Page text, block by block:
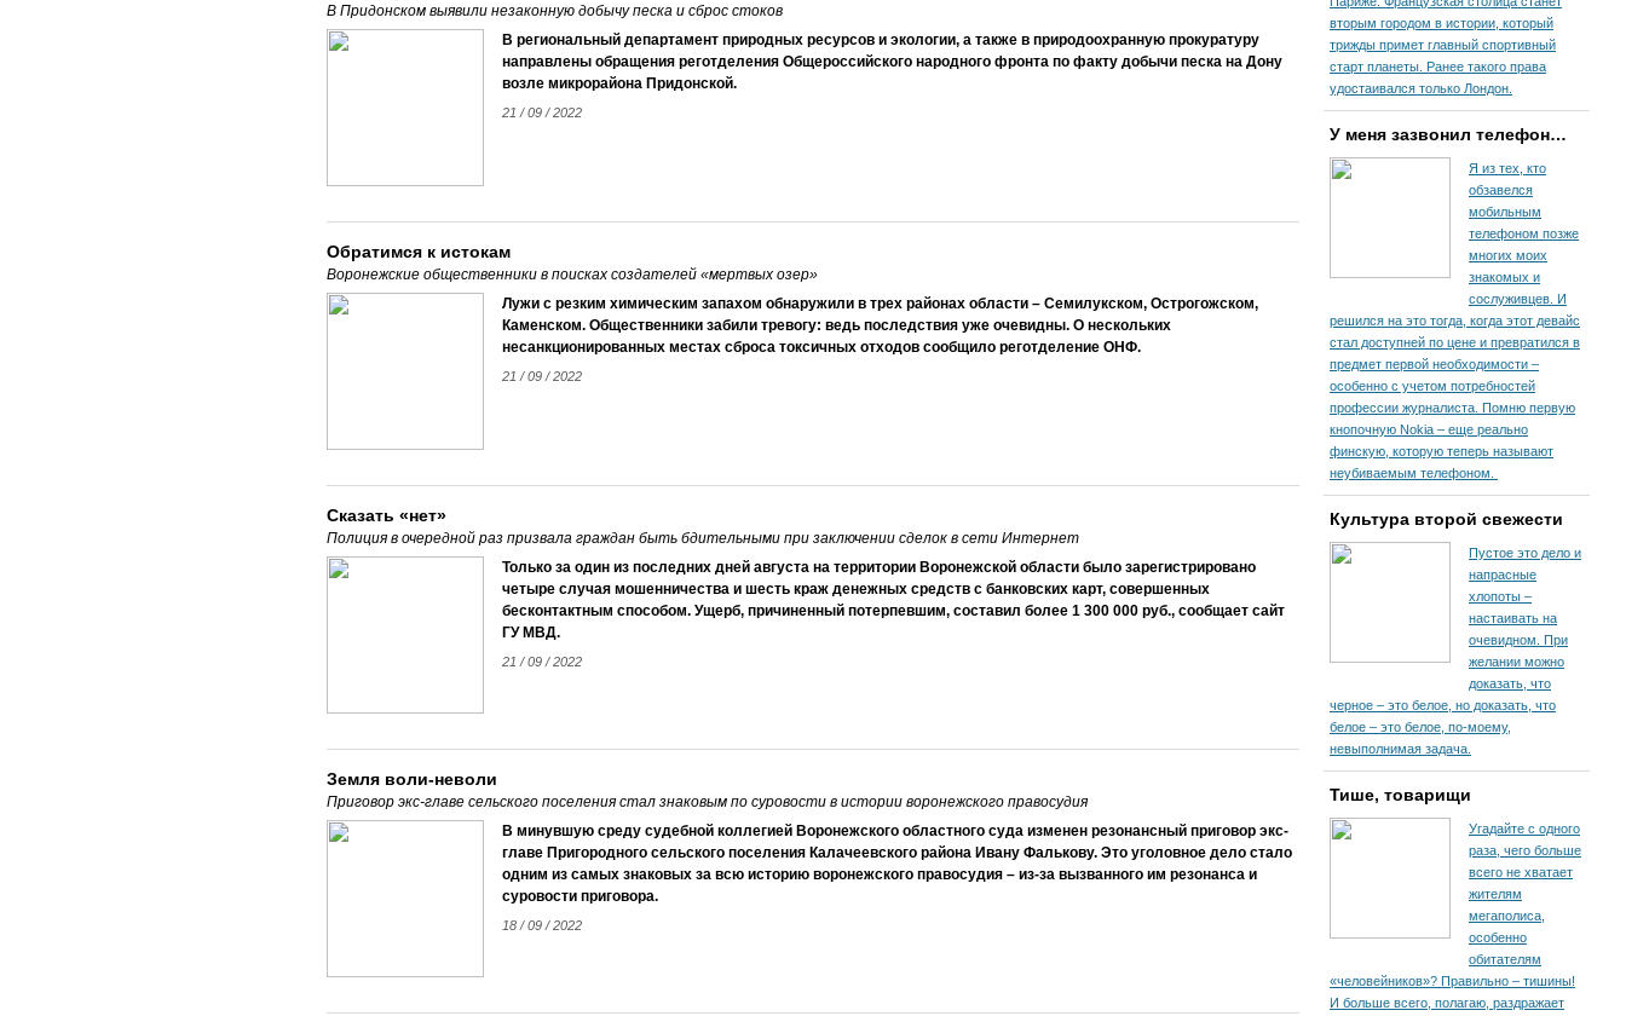
В Придонском выявили незаконную добычу песка и сброс стоков
В региональный департамент природных ресурсов и экологии, а также в природоохранную прокуратуру
направлены обращения реготделения Общероссийского народного фронта по факту добычи песка на Дону
возле микрорайона Придонской.
21 / 09 / 2022
Обратимся к истокам
Воронежские общественники в поисках создателей «мертвых озер»
Лужи с резким химическим запахом обнаружили в трех районах области – Семилукском, Острогожском,
Каменском. Общественники забили тревогу: ведь последствия уже очевидны. О нескольких
несанкционированных местах сброса токсичных отходов сообщило реготделение ОНФ.
21 / 09 / 2022
Сказать «нет»
Полиция в очередной раз призвала граждан быть бдительными при заключении сделок в сети Интернет
Только за один из последних дней августа на территории Воронежской области было зарегистрировано
четыре случая мошенничества и шесть краж денежных средств с банковских карт, совершенных
бесконтактным способом. Ущерб, причиненный потерпевшим, составил более 1 300 000 руб., сообщает сайт
ГУ МВД.
21 / 09 / 2022
Земля воли-неволи
Приговор экс-главе сельского поселения стал знаковым по суровости в истории воронежского правосудия
В минувшую среду судебной коллегией Воронежского областного суда изменен резонансный приговор экс-
главе Пригородного сельского поселения Калачеевского района Ивану Фалькову. Это уголовное дело стало
одним из самых знаковых за всю историю воронежского правосудия – из-за вызванного им резонанса и
суровости приговора.
18 / 09 / 2022
вторым городом в истории, который
трижды примет главный спортивный
старт планеты. Ранее такого права
удостаивался только Лондон.
У меня зазвонил телефон…
Я из тех, кто
обзавелся
мобильным
телефоном позже
многих моих
знакомых и
сослуживцев. И
решился на это тогда, когда этот девайс
стал доступней по цене и превратился в
предмет первой необходимости –
особенно с учетом потребностей
профессии журналиста. Помню первую
кнопочную Nokia – еще реально
финскую, которую теперь называют
неубиваемым телефоном.
Культура второй свежести
Пустое это дело и
напрасные
хлопоты –
настаивать на
очевидном. При
желании можно
доказать, что
черное – это белое, но доказать, что
белое – это белое, по-моему,
невыполнимая задача.
Тише, товарищи
Угадайте с одного
раза, чего больше
всего не хватает
жителям
мегаполиса,
особенно
обитателям
«человейников»? Правильно – тишины!
И больше всего, полагаю, раздражает